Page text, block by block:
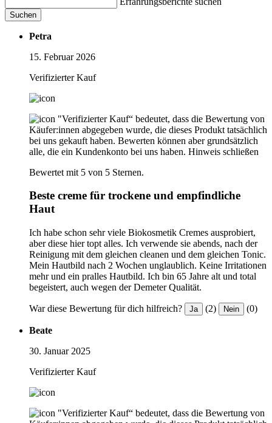
Suchen
Petra
15. Februar 2026
Verifizierter Kauf
"Verifizierter Kauf“ bedeutet, dass die Bewertung von
Käufer:innen abgegeben wurde, die dieses Produkt tatsächlich
bei uns gekauft haben. Bewerten können aber grundsätzlich
alle, die ein Kundenkonto bei uns haben. Hinweis schließen
Bewertet mit 5 von 5 Sternen.
Beste creme für trockene und empfindliche
Haut
Ich habe schon sehr viele Biokosmetik Cremes ausprobiert,
aber diese hier topt alles. Ich verwende sie abends, nach der
Reinigung mit dem gleichen cleanen und dem gleichen Tonic.
Mein Hautbild nach 2 Wochen unglaublich. Keine Irritationen
mehr und ein pralles Hautbild. Ich bin 65 Jahre alt und total
begeistert, auch wegen der Demeter Qualität.
War diese Bewertung für dich hilfreich? Ja (2) Nein (0)
Beate
30. Januar 2025
Verifizierter Kauf
"Verifizierter Kauf“ bedeutet, dass die Bewertung von